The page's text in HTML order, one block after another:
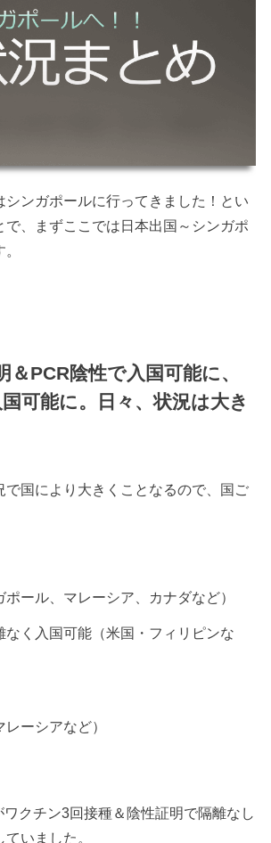
ンガポールに行ってきました！とい
、まずここでは日本出国～シンガポ
PCR陰性で入国可能に、
可能に。日々、状況は大き
国により大きくことなるので、国ご
ール、マレーシア、カナダなど）
く入国可能（米国・フィリピンな
ーシアなど）
クチン3回接種＆陰性証明で隔離なし
いました。